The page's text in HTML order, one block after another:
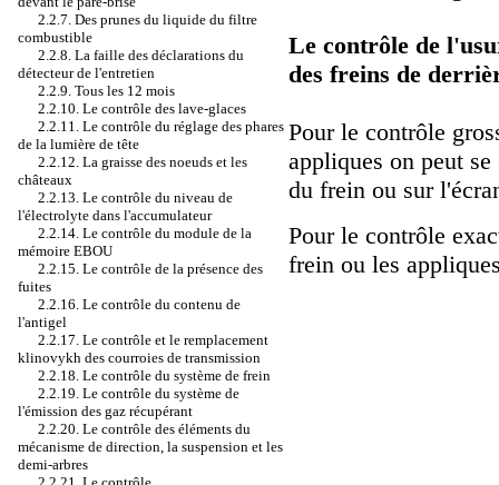
2.2.7. Des prunes du liquide du filtre
combustible
2.2.8. La faille des déclarations du
détecteur de l'entretien
2.2.9. Tous les 12 mois
2.2.10. Le contrôle des lave-glaces
2.2.11. Le contrôle du réglage des phares
de la lumière de tête
2.2.12. La graisse des noeuds et les
châteaux
2.2.13. Le contrôle du niveau de
l'électrolyte dans l'accumulateur
2.2.14. Le contrôle du module de la
mémoire EBOU
2.2.15. Le contrôle de la présence des
fuites
2.2.16. Le contrôle du contenu de
l'antigel
2.2.17. Le contrôle et le remplacement
klinovykh des courroies de transmission
2.2.18. Le contrôle du système de frein
2.2.19. Le contrôle du système de
l'émission des gaz récupérant
2.2.20. Le contrôle des éléments du
mécanisme de direction, la suspension et les
demi-arbres
Le contrôle de
des freins de
Pour le contrôle
appliques on peut
du frein ou sur
Pour le contrôle
frein ou les